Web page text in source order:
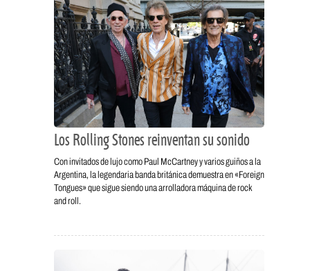
Los Rolling Stones reinventan su sonido
Con invitados de lujo como Paul McCartney y varios guiños a la
Argentina, la legendaria banda británica demuestra en «Foreign
Tongues» que sigue siendo una arrolladora máquina de rock
and roll.